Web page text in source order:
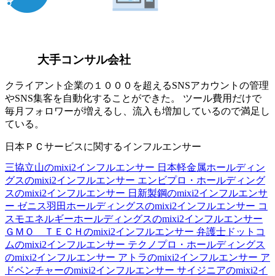
大手コンサル会社
クライアント企業の１０００を超えるSNSアカウントの管理
やSNS集客を自動化することができた。 ツール費用だけで
毎月フォロワーが増えるし、流入も増加しているので満足し
ている。
日本ＰＣサービスに関するインフルエンサー
三協立山のmixi2インフルエンサー 日本軽金属ホールディン
グスのmixi2インフルエンサー エンビプロ・ホールディング
スのmixi2インフルエンサー 日新製鋼のmixi2インフルエンサ
ー ゼニス羽田ホールディングスのmixi2インフルエンサー コ
スモエネルギーホールディングスのmixi2インフルエンサー
ＧＭＯ ＴＥＣＨのmixi2インフルエンサー 弁護士ドットコ
ムのmixi2インフルエンサー テクノプロ・ホールディングス
のmixi2インフルエンサー アトラのmixi2インフルエンサー ア
ドベンチャーのmixi2インフルエンサー サイジニアのmixi2イ